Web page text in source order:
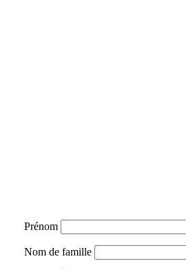
Prénom
Nom de famille